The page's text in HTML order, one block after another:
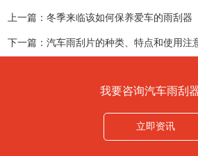
上一篇：冬季来临该如何保养爱车的雨刮器
下一篇：汽车雨刮片的种类、特点和使用注
我要咨询汽车雨刮器
立即资讯